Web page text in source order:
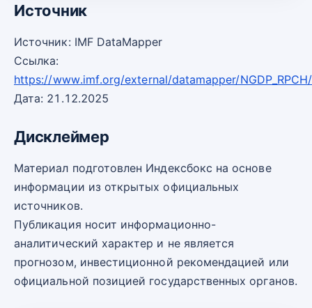
Источник
Источник: IMF DataMapper
Ссылка:
https://www.imf.org/external/datamapper/
Дата: 21.12.2025
Дисклеймер
Материал подготовлен Индексбокс на основе
информации из открытых официальных
источников.
Публикация носит информационно-
аналитический характер и не является
прогнозом, инвестиционной рекомендацией или
официальной позицией государственных органов.